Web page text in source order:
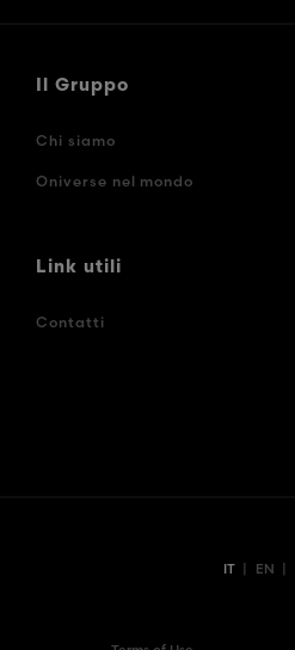
Il Gruppo
Chi siamo
Oniverse nel mondo
Link utili
Contatti
IT | EN |